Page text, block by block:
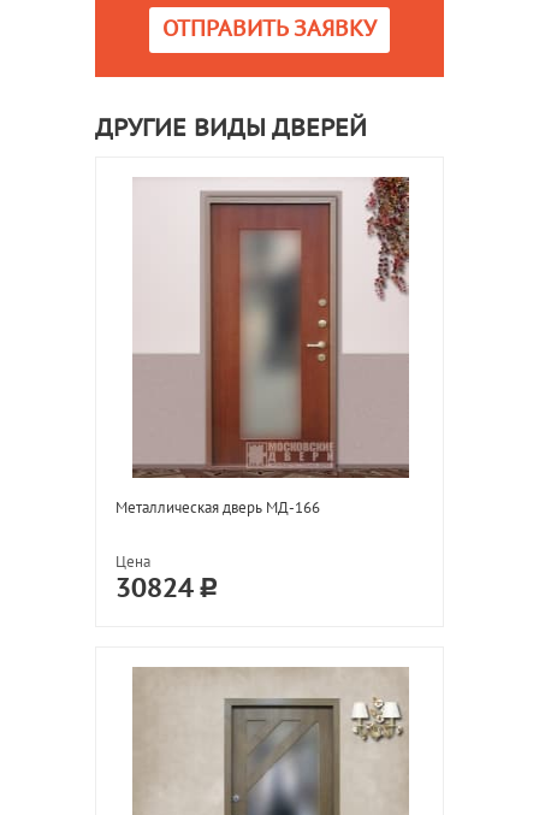
ОТПРАВИТЬ ЗАЯВКУ
ДРУГИЕ ВИДЫ ДВЕРЕЙ
Металлическая дверь МД-166
Цена
30824